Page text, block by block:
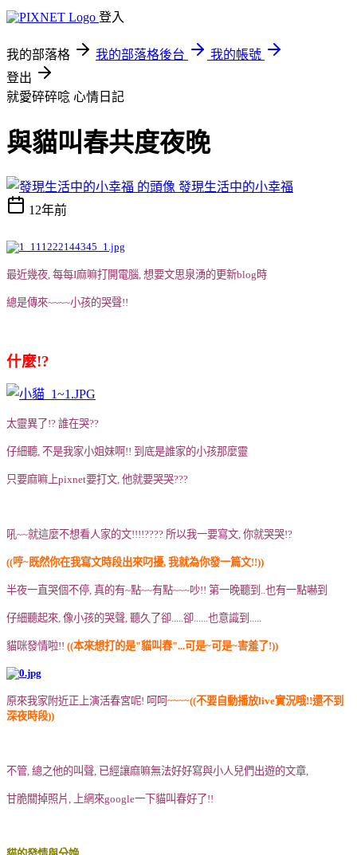
登入
我的部落格 我的部落格後台
我的帳號
登出
就愛碎碎唸 心情日記
與貓叫春共度夜晚
發現生活中的小幸福
12年前
最近幾夜, 每每I麻嘛打開電腦, 想要文思泉湧的更新blog時
總是傳來~~~~小孩的哭聲!!
什麼!?
太靈異了!? 誰在哭??
仔細聽, 不是我家小姐妹啊!! 到底是誰家的小孩那麼靈
只要麻嘛上pixnet要打文, 他就要哭哭???
吼~~就這麼不想看人家的文!!!!???? 所以我一要寫文, 你就哭哭!?
((哼~既然你在我寫文時段出來叼擾, 我就為你發一篇文!!))
半夜一直哭個不停, 真的有~點~~有點~~~吵!! 第一晚聽到..也有一點嚇到
仔細聽起來, 像小孩的哭聲, 聽久了卻.....卻......也意識到.....
貓咪發情啦!! ((本來想打的是"貓叫春"...可是~可是~害羞了!))
原來我家附近正上演活春宮呢! 呵呵 ~~~~((不要自動播放live實況哦!!還不到
深夜時段))
不管, 總之他的叫聲, 已經讓麻嘛無法好好寫與小人兒們出遊的文章,
甘脆關掉照片, 上網來google一下貓叫春好了!!